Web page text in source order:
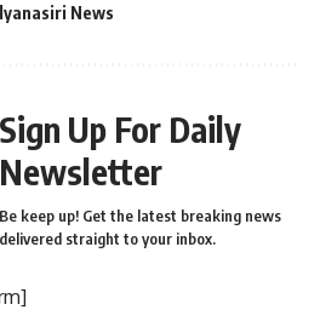
News
Sign Up For Daily
Newsletter
Be keep up! Get the latest breaking news
delivered straight to your inbox.